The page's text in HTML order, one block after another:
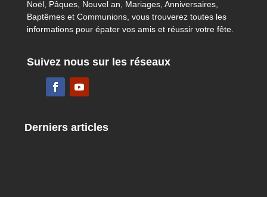
Noël, Pâques, Nouvel an, Mariages, Anniversaires,
Baptêmes et Communions, vous trouverez toutes les
informations pour épater vos amis et réussir votre fête.
Suivez nous sur les réseaux
Derniers articles